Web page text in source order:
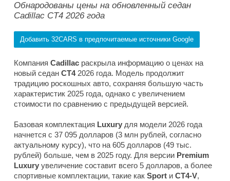
Обнародованы цены на обновленный седан
Cadillac CT4 2026 года
Добавить 32CARS в предпочитаемые источники Google
Компания Cadillac раскрыла информацию о ценах на
новый седан CT42026 года. Модель продолжит
традицию роскошных авто, сохраняя большую часть
характеристик 2025 года, однако с увеличением
стоимости по сравнению с предыдущей версией.
Базовая комплектация Luxury для модели 2026 года
начнется с 37 095 долларов (3 млн рублей, согласно
актуальному курсу), что на 605 долларов (49 тыс.
рублей) больше, чем в 2025 году. Для версии Premium
Luxury увеличение составит всего 5 долларов, а более
спортивные комплектации, такие как Sport и CT4-V,